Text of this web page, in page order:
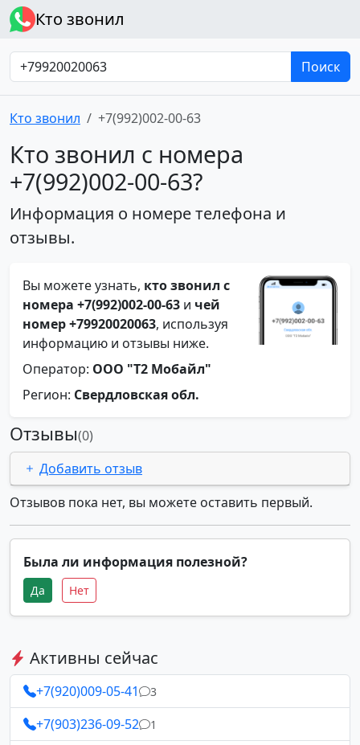
Кто звонил
Поиск
Кто звонил +7(992)002-00-63
Кто звонил с номера
+7(992)002-00-63?
Информация о номере телефона и
отзывы.
Вы можете узнать, кто звонил с
номера +7(992)002-00-63 и чей
номер +79920020063, используя
информацию и отзывы ниже.
Оператор: ООО "Т2 Мобайл"
Регион: Свердловская обл.
Отзывы(0)
Добавить отзыв
Отзывов пока нет, вы можете оставить первый.
Была ли информация полезной?
Да Нет
Активны сейчас
+7(920)009-05-41 3
+7(903)236-09-52 1